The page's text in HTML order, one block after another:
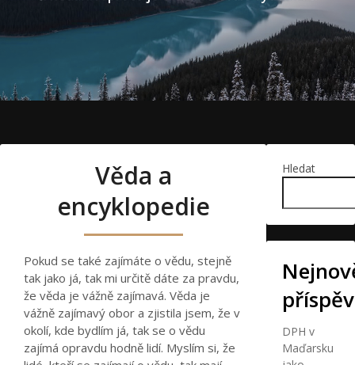
Věda a
encyklopedie
Pokud se také zajímáte o vědu, stejně
tak jako já, tak mi určitě dáte za pravdu,
že věda je vážně zajímavá. Věda je
vážně zajímavý obor a zjistila jsem, že v
okolí, kde bydlím já, tak se o vědu
zajímá opravdu hodně lidí. Myslím si, že
Hledat
DPH v
Maďarsku